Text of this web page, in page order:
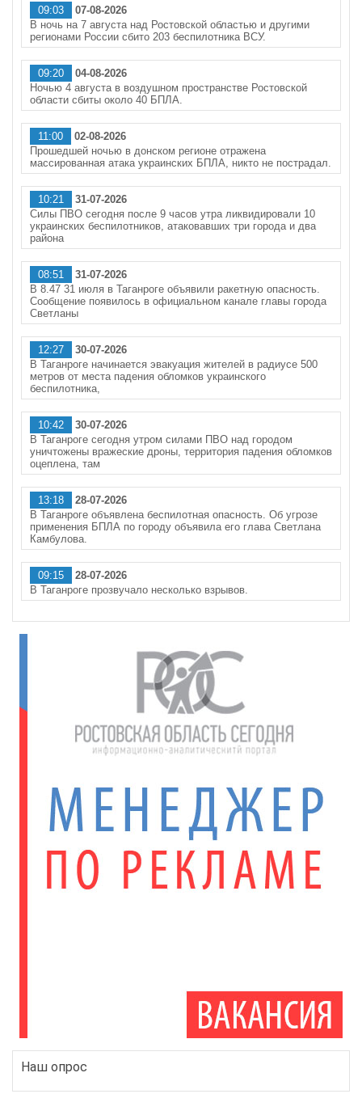
09:03
07-08-2026
В ночь на 7 августа над Ростовской областью и другими
регионами России сбито 203 беспилотника ВСУ.
09:20
04-08-2026
Ночью 4 августа в воздушном пространстве Ростовской
области сбиты около 40 БПЛА.
11:00
02-08-2026
Прошедшей ночью в донском регионе отражена
массированная атака украинских БПЛА, никто не пострадал.
10:21
31-07-2026
Силы ПВО сегодня после 9 часов утра ликвидировали 10
украинских беспилотников, атаковавших три города и два
района
08:51
31-07-2026
В 8.47 31 июля в Таганроге объявили ракетную опасность.
Сообщение появилось в официальном канале главы города
Светланы
12:27
30-07-2026
В Таганроге начинается эвакуация жителей в радиусе 500
метров от места падения обломков украинского
беспилотника,
10:42
30-07-2026
В Таганроге сегодня утром силами ПВО над городом
уничтожены вражеские дроны, территория падения обломков
оцеплена, там
13:18
28-07-2026
В Таганроге объявлена беспилотная опасность. Об угрозе
применения БПЛА по городу объявила его глава Светлана
Камбулова.
09:15
28-07-2026
В Таганроге прозвучало несколько взрывов.
Наш опрос